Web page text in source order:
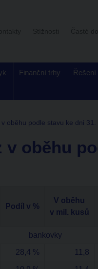
Finanční trhy Řešení
oběhu podle stavu ke dni 31.
v oběhu
Podíl v %
V oběhu
v mil. kusů
bankovky
28,4 % 11,8